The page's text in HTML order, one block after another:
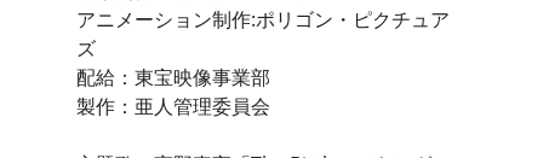
アニメーション制作:ポリゴン・ピクチュア
ズ
配給：東宝映像事業部
製作：亜人管理委員会